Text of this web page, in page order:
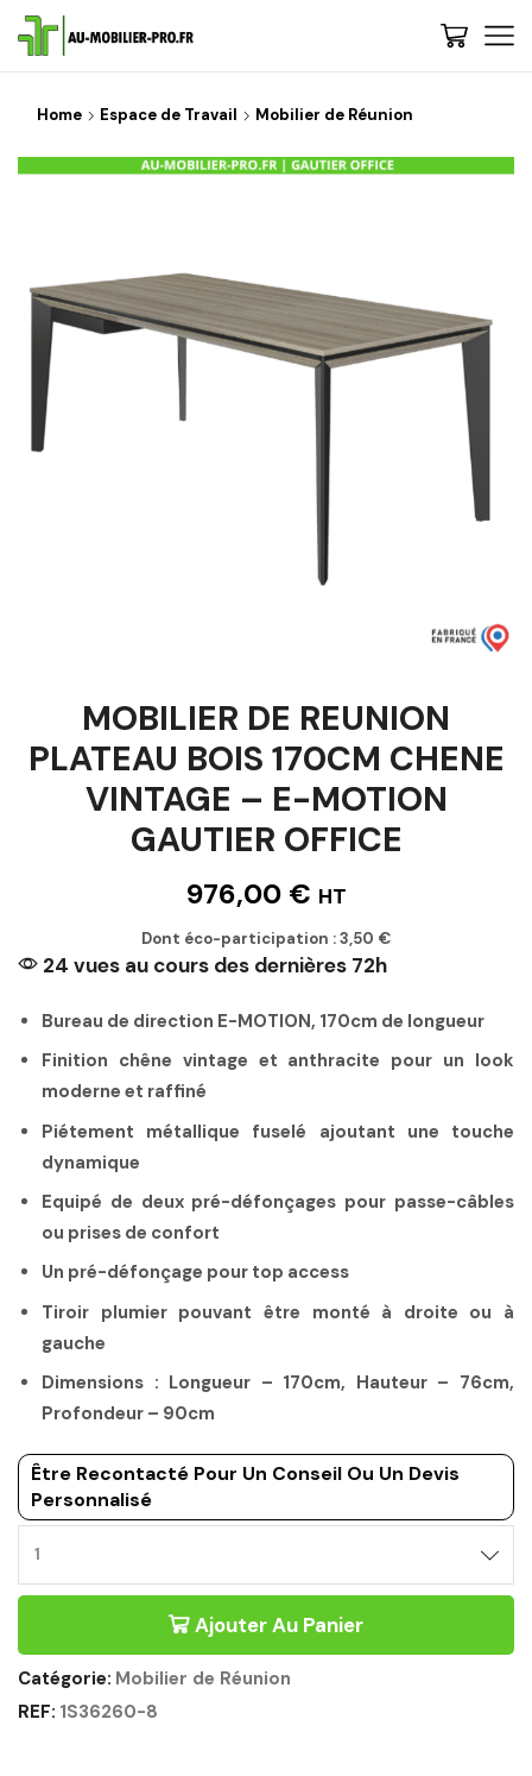
Home Espace de Travail Mobilier de Réunion
MOBILIER DE REUNION
PLATEAU BOIS 170CM CHENE
VINTAGE – E-MOTION
GAUTIER OFFICE
976,00 € HT
Dont éco-participation :3,50 €
24 vues au cours des dernières 72h
Bureau de direction E-MOTION, 170cm de longueur
Finition chêne vintage et anthracite pour un look
moderne et raffiné
Piétement métallique fuselé ajoutant une touche
dynamique
Equipé de deux pré-défonçages pour passe-câbles
ou prises de confort
Un pré-défonçage pour top access
Tiroir plumier pouvant être monté à droite ou à
gauche
Dimensions : Longueur – 170cm, Hauteur – 76cm,
Profondeur – 90cm
Être Recontacté Pour Un Conseil Ou Un Devis
Personnalisé
Ajouter Au Panier
Catégorie: Mobilier de Réunion
REF: 1S36260-8